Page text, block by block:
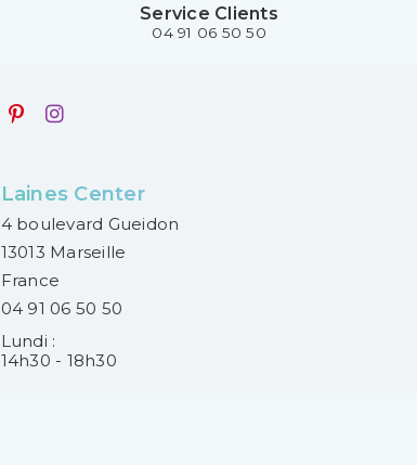
Service Clients
04 91 06 50 50
Laines Center
4 boulevard Gueidon
13013 Marseille
France
04 91 06 50 50
Lundi :
14h30 - 18h30